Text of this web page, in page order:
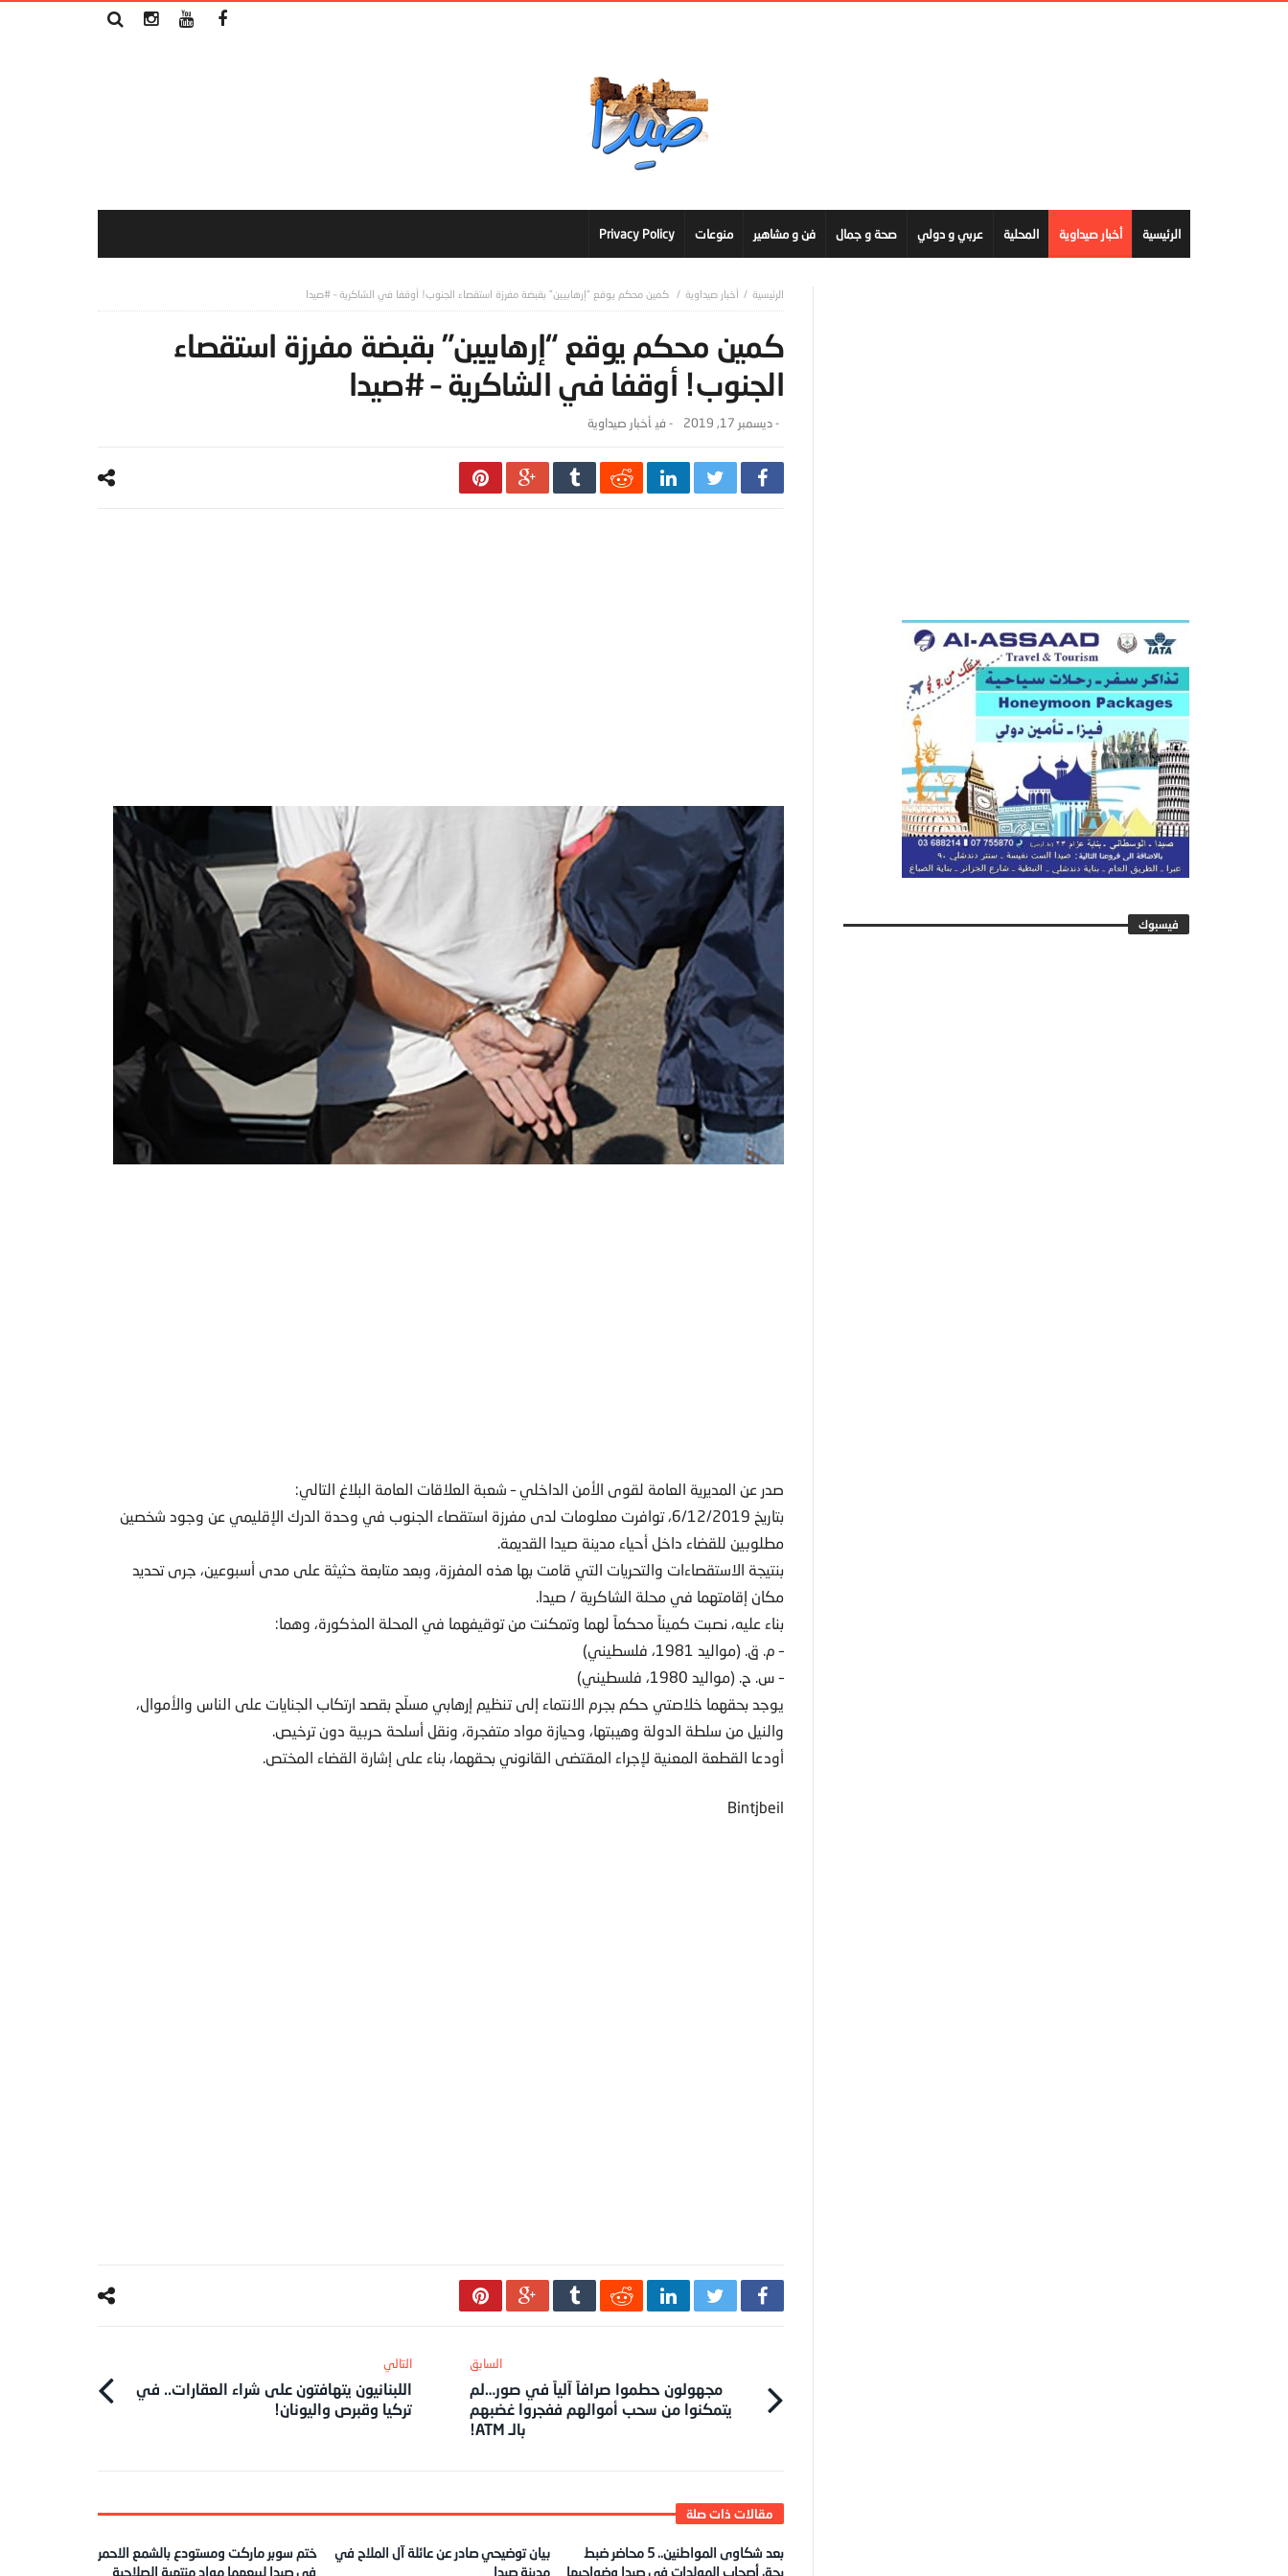
الرئيسية أخبار صيداوية المحلية عربي و دولي صحة و جمال فن و مشاهير منوعات Privacy Policy
أخبار صيداوية كمين محكم يوقع “إرهابيين” بقبضة مفرزة استقصاء الجنوب! أوقفا في الشاكرية – #صيدا
كمين محكم يوقع “إرهابيين” بقبضة مفرزة استقصاء
الجنوب! أوقفا في الشاكرية – #صيدا
- ديسمبر 17, 2019 - ‎في أخبار صيداوية
صدر عن المديرية العامة لقوى الأمن الداخلي – شعبة العلاقات العامة البلاغ التالي:
بتاريخ 6/12/2019، توافرت معلومات لدى مفرزة استقصاء الجنوب في وحدة الدرك الإقليمي عن وجود شخصين
مطلوبين للقضاء داخل أحياء مدينة صيدا القديمة.
بنتيجة الاستقصاءات والتحريات التي قامت بها هذه المفرزة، وبعد متابعة حثيثة على مدى أسبوعين، جرى تحديد
مكان إقامتهما في محلة الشاكرية / صيدا.
بناء عليه، نصبت كميناً محكماً لهما وتمكنت من توقيفهما في المحلة المذكورة، وهما:
– م. ق. (مواليد 1981، فلسطيني)
– س. ح. (مواليد 1980، فلسطيني)
يوجد بحقهما خلاصتي حكم بجرم الانتماء إلى تنظيم إرهابي مسلّح بقصد ارتكاب الجنايات على الناس والأموال،
والنيل من سلطة الدولة وهيبتها، وحيازة مواد متفجرة، ونقل أسلحة حربية دون ترخيص.
أودعا القطعة المعنية لإجراء المقتضى القانوني بحقهما، بناء على إشارة القضاء المختص.
Bintjbeil
مجهولون حطموا صرافاً آلياً في صور…لم
يتمكنوا من سحب أموالهم ففجروا غضبهم
بالـ ATM!
اللبنانيون يتهافتون على شراء العقارات.. في
تركيا وقبرص واليونان!
بعد شكاوى المواطنين.. 5 محاضر ضبط
بحق أصحاب المولدات في صيدا وضواحيها
بيان توضيحي صادر عن عائلة آل الملاح في
مدينة صيدا
ختم سوبر ماركت ومستودع بالشمع الاحمر
في صيدا لبيعهما مواد منتهية الصلاحية
فيسبوك